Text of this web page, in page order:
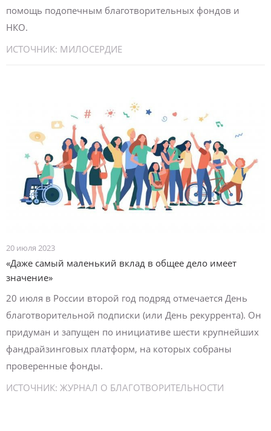
помощь подопечным благотворительных фондов и
НКО.
ИСТОЧНИК: МИЛОСЕРДИЕ
20 июля 2023
«Даже самый маленький вклад в общее дело имеет
значение»
20 июля в России второй год подряд отмечается День
благотворительной подписки (или День рекуррента). Он
придуман и запущен по инициативе шести крупнейших
фандрайзинговых платформ, на которых собраны
проверенные фонды.
ИСТОЧНИК: ЖУРНАЛ О БЛАГОТВОРИТЕЛЬНОСТИ